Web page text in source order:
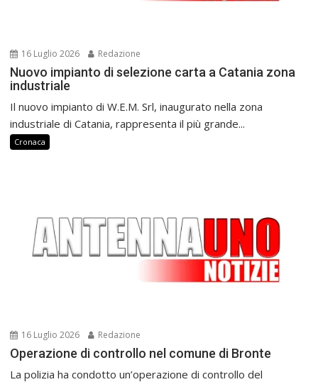
16 Luglio 2026 Redazione
Nuovo impianto di selezione carta a Catania zona
industriale
Il nuovo impianto di W.E.M. Srl, inaugurato nella zona
industriale di Catania, rappresenta il più grande...
Cronaca
16 Luglio 2026 Redazione
Operazione di controllo nel comune di Bronte
La polizia ha condotto un’operazione di controllo del